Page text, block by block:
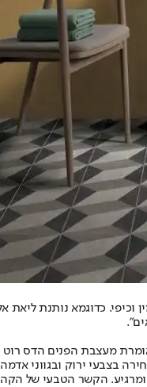
כדוגמא נותנת
מעצבת הפנים הדס רוט
בצבעי ירוק ובגווני
ומרגיע. הקשר הטבעי של